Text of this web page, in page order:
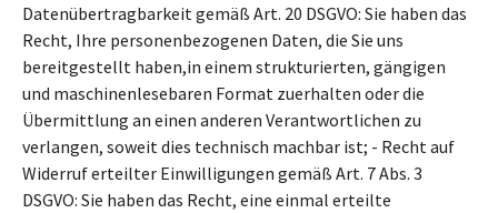
Datenübertragbarkeit gemäß Art. 20 DSGVO: Sie haben das
Recht, Ihre personenbezogenen Daten, die Sie uns
bereitgestellt haben,in einem strukturierten, gängigen
und maschinenlesebaren Format zuerhalten oder die
Übermittlung an einen anderen Verantwortlichen zu
verlangen, soweit dies technisch machbar ist; - Recht auf
Widerruf erteilter Einwilligungen gemäß Art. 7 Abs. 3
DSGVO: Sie haben das Recht, eine einmal erteilte